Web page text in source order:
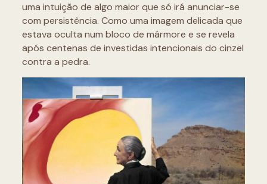
uma intuição de algo maior que só irá anunciar-se
com persistência. Como uma imagem delicada que
estava oculta num bloco de mármore e se revela
após centenas de investidas intencionais do cinzel
contra a pedra.